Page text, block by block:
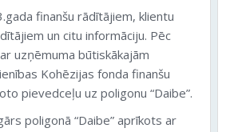
finanšu rādītājiem, klientu
un citu informāciju. Pēc
uzņēmuma būtiskākajām
Kohēzijas fonda finanšu
pievedceļu uz poligonu “Daibe”.
poligonā “Daibe” aprīkots ar